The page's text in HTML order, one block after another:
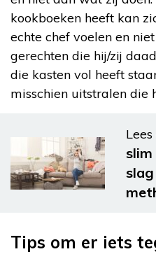
kookboeken heeft kan
echte chef voelen en
gerechten die hij/zij
die kasten vol heeft
misschien uitstralen die
Tips om er iets